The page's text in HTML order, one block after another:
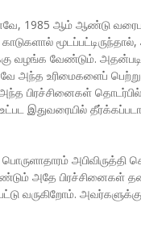
1985 ஆம் ஆண்டு
வழங்க வேண்டும். அதன்படி
அந்த உரிமைகளைப்
பிரச்சினைகள்
இதுவரையில்
அபிவிருத்தி
அதே பிரச்சினைகள்
வருகிறோம்.